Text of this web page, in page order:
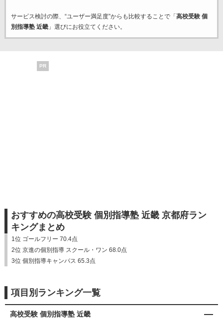
サービス検討の際、“ユーザー満足度”からも比較することで「 高校受験 個
別指導塾 近畿」選びにお役立てください。
PR
おすすめの高校受験 個別指導塾 近畿 京都府ラン
キングまとめ
1位 ゴールフリー 70.4点
2位 京進の個別指導 スクール・ワン 68.0点
3位 個別指導キャンパス 65.3点
項目別ランキング一覧
高校受験 個別指導塾 近畿